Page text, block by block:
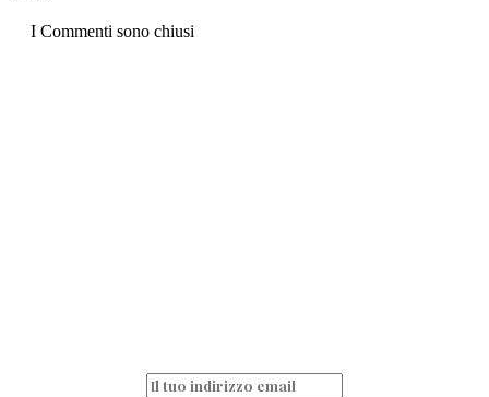
I Commenti sono chiusi